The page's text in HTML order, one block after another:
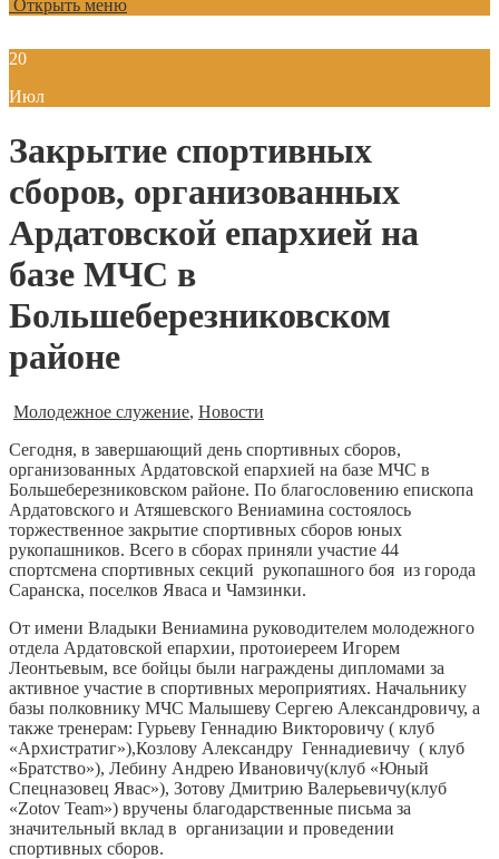
Открыть меню
20
Июл
Закрытие спортивных
сборов, организованных
Ардатовской епархией на
базе МЧС в
Большеберезниковском
районе
Молодежное служение, Новости
Сегодня, в завершающий день спортивных сборов,
организованных Ардатовской епархией на базе МЧС в
Большеберезниковском районе. По благословению епископа
Ардатовского и Атяшевского Вениамина состоялось
торжественное закрытие спортивных сборов юных
рукопашников. Всего в сборах приняли участие 44
спортсмена спортивных секций рукопашного боя из города
Саранска, поселков Яваса и Чамзинки.
От имени Владыки Вениамина руководителем молодежного
отдела Ардатовской епархии, протоиереем Игорем
Леонтьевым, все бойцы были награждены дипломами за
активное участие в спортивных мероприятиях. Начальнику
базы полковнику МЧС Малышеву Сергею Александровичу, а
также тренерам: Гурьеву Геннадию Викторовичу ( клуб
«Архистратиг»),Козлову Александру Геннадиевичу ( клуб
«Братство»), Лебину Андрею Ивановичу(клуб «Юный
Спецназовец Явас»), Зотову Дмитрию Валерьевичу(клуб
«Zotov Team») вручены благодарственные письма за
значительный вклад в организации и проведении
спортивных сборов.